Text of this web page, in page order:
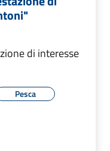
di interesse
Pesca